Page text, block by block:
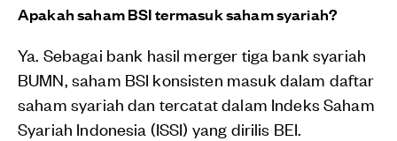
Apakah saham BSI termasuk saham syariah?
Ya. Sebagai bank hasil merger tiga bank syariah
BUMN, saham BSI konsisten masuk dalam daftar
saham syariah dan tercatat dalam Indeks Saham
Syariah Indonesia (ISSI) yang dirilis BEI.